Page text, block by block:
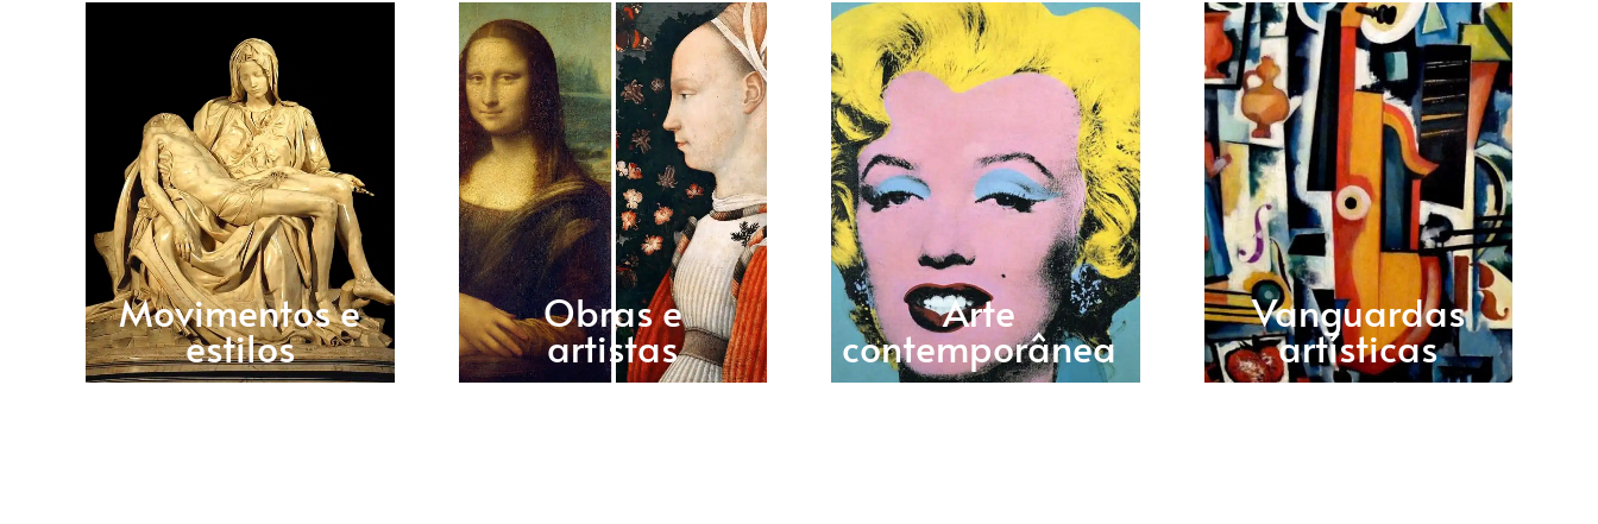
Movimentos e
estilos
Obras e
artistas
Arte
contemporânea
Vanguardas
artísticas